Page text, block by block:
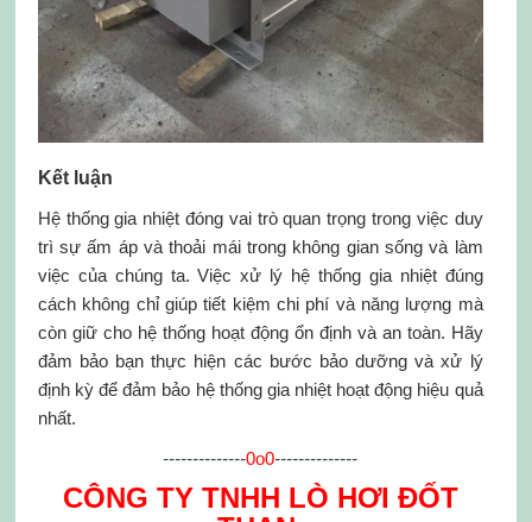
Kết luận
Hệ thống gia nhiệt đóng vai trò quan trọng trong việc duy
trì sự ấm áp và thoải mái trong không gian sống và làm
việc của chúng ta. Việc xử lý hệ thống gia nhiệt đúng
cách không chỉ giúp tiết kiệm chi phí và năng lượng mà
còn giữ cho hệ thống hoạt động ổn định và an toàn. Hãy
đảm bảo bạn thực hiện các bước bảo dưỡng và xử lý
định kỳ để đảm bảo hệ thống gia nhiệt hoạt động hiệu quả
nhất.
--------------0o0--------------
CÔNG TY TNHH LÒ HƠI ĐỐT